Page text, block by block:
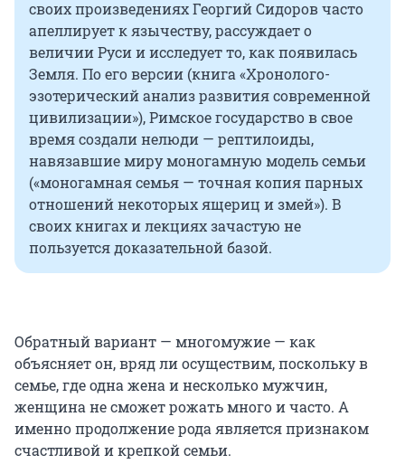
своих произведениях Георгий Сидоров часто
апеллирует к язычеству, рассуждает о
величии Руси и исследует то, как появилась
Земля. По его версии (книга «Хронолого-
эзотерический анализ развития современной
цивилизации»), Римское государство в свое
время создали нелюди — рептилоиды,
навязавшие миру моногамную модель семьи
(«моногамная семья — точная копия парных
отношений некоторых ящериц и змей»). В
своих книгах и лекциях зачастую не
пользуется доказательной базой.
Обратный вариант — многомужие — как
объясняет он, вряд ли осуществим, поскольку в
семье, где одна жена и несколько мужчин,
женщина не сможет рожать много и часто. А
именно продолжение рода является признаком
счастливой и крепкой семьи.